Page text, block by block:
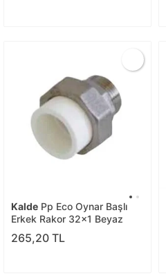
Kalde Pp Eco Oynar Başlı
Erkek Rakor 32x1 Beyaz
265,20 TL